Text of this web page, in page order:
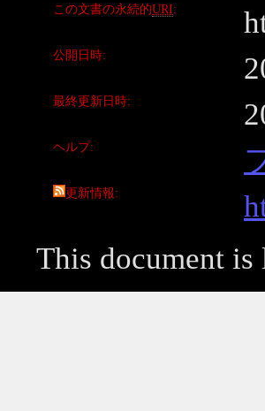
この文書の永続的URI
公開日時
最終更新日時
ヘルプ
更新情報
This document